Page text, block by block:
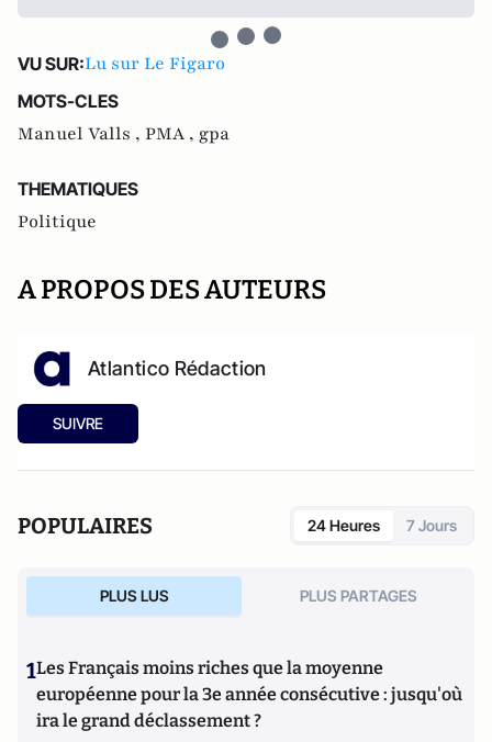
VU SUR:Lu sur Le Figaro
MOTS-CLES
Manuel Valls , PMA , gpa
THEMATIQUES
Politique
A PROPOS DES AUTEURS
Atlantico Rédaction
SUIVRE
POPULAIRES 24 Heures 7 Jours
PLUS LUS PLUS PARTAGES
1Les Français moins riches que la moyenne
européenne pour la 3e année consécutive : jusqu'où
ira le grand déclassement ?